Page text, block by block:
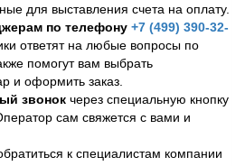
для выставления счета на оплату.
по телефону +7 (499) 390-32-
ответят на любые вопросы по
помогут вам выбрать
и оформить заказ.
звонок через специальную кнопку
сам свяжется с вами и
к специалистам компании